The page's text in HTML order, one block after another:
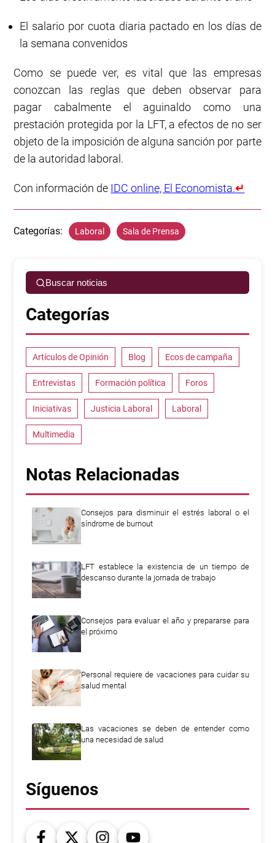
El salario por cuota diaria pactado en los días de
la semana convenidos
Como se puede ver, es vital que las empresas
conozcan las reglas que deben observar para
pagar cabalmente el aguinaldo como una
prestación protegida por la LFT, a efectos de no ser
objeto de la imposición de alguna sanción por parte
de la autoridad laboral.
Con información de IDC online, El Economista.↵
Categorías: Laboral Sala de Prensa
Buscar noticias
Categorías
Artículos de Opinión Blog Ecos de campaña
Entrevistas Formación política Foros
Iniciativas Justicia Laboral Laboral
Multimedia
Notas Relacionadas
Consejos para disminuir el estrés laboral o el
síndrome de burnout
LFT establece la existencia de un tiempo de
descanso durante la jornada de trabajo
Consejos para evaluar el año y prepararse para
el próximo
Personal requiere de vacaciones para cuidar su
salud mental
Las vacaciones se deben de entender como
una necesidad de salud
Síguenos